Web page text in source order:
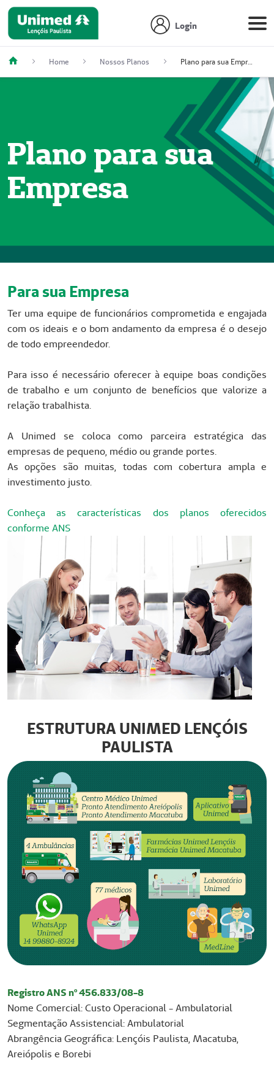
Login
Home Nossos Planos Plano para sua Empresa
Plano para sua
Empresa
Para sua Empresa
Ter uma equipe de funcionários comprometida e engajada
com os ideais e o bom andamento da empresa é o desejo
de todo empreendedor.
Para isso é necessário oferecer à equipe boas condições
de trabalho e um conjunto de benefícios que valorize a
relação trabalhista.
A Unimed se coloca como parceira estratégica das
empresas de pequeno, médio ou grande portes.
As opções são muitas, todas com cobertura ampla e
investimento justo.
Conheça as características dos planos oferecidos
conforme ANS
ESTRUTURA UNIMED LENÇÓIS
PAULISTA
Registro ANS nº 456.833/08-8
Nome Comercial: Custo Operacional - Ambulatorial
Segmentação Assistencial: Ambulatorial
Abrangência Geográfica: Lençóis Paulista, Macatuba,
Areiópolis e Borebi